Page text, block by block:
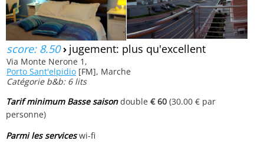
score: 8.50› jugement: plus qu'excellent
Via Monte Nerone 1,
Porto Sant'elpidio [FM], Marche
Catégorie b&b: 6 lits
Tarif minimum Basse saisondouble€ 60 (30.00 € par
personne)
Parmi les serviceswi-fi